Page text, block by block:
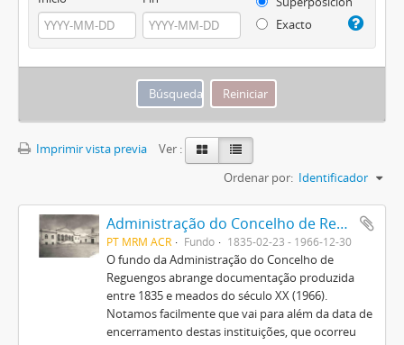
Exacto
Imprimir vista previa
Ver :
Ordenar por: Identificador
Administração do Concelho de Reguengos
PT MRM ACR Fundo 1835-02-23 - 1966-12-30
O fundo da Administração do Concelho de
Reguengos abrange documentação produzida
entre 1835 e meados do século XX (1966).
Notamos facilmente que vai para além da data de
encerramento destas instituições, que ocorreu